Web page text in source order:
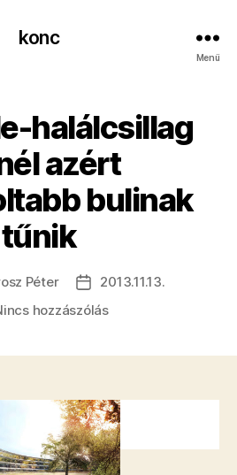
konc
Menü
halálcsillag
azért
bulinak
tűnik
Péter
Bejegyzés
dátuma
2013.11.13.
hozzászólása(z)
azért
átgondoltabb
bulinak
tűnik